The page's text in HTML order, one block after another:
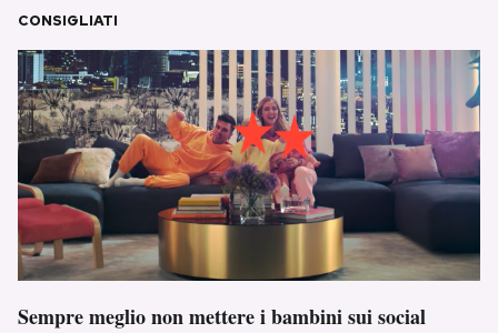
CONSIGLIATI
Sempre meglio non mettere i bambini sui social